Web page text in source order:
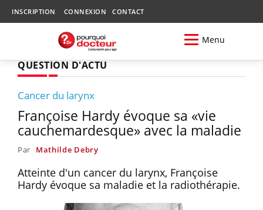
INSCRIPTION CONNEXION CONTACT
Menu
QUESTION D'ACTU
Cancer du larynx
Françoise Hardy évoque sa «vie
cauchemardesque» avec la maladie
Par Mathilde Debry
Atteinte d'un cancer du larynx, Françoise
Hardy évoque sa maladie et la radiothérapie.